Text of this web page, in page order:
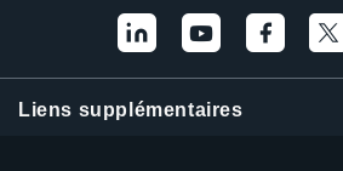
Liens supplémentaires